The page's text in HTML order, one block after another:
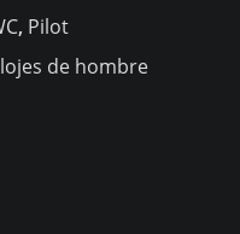
, Pilot
de hombre